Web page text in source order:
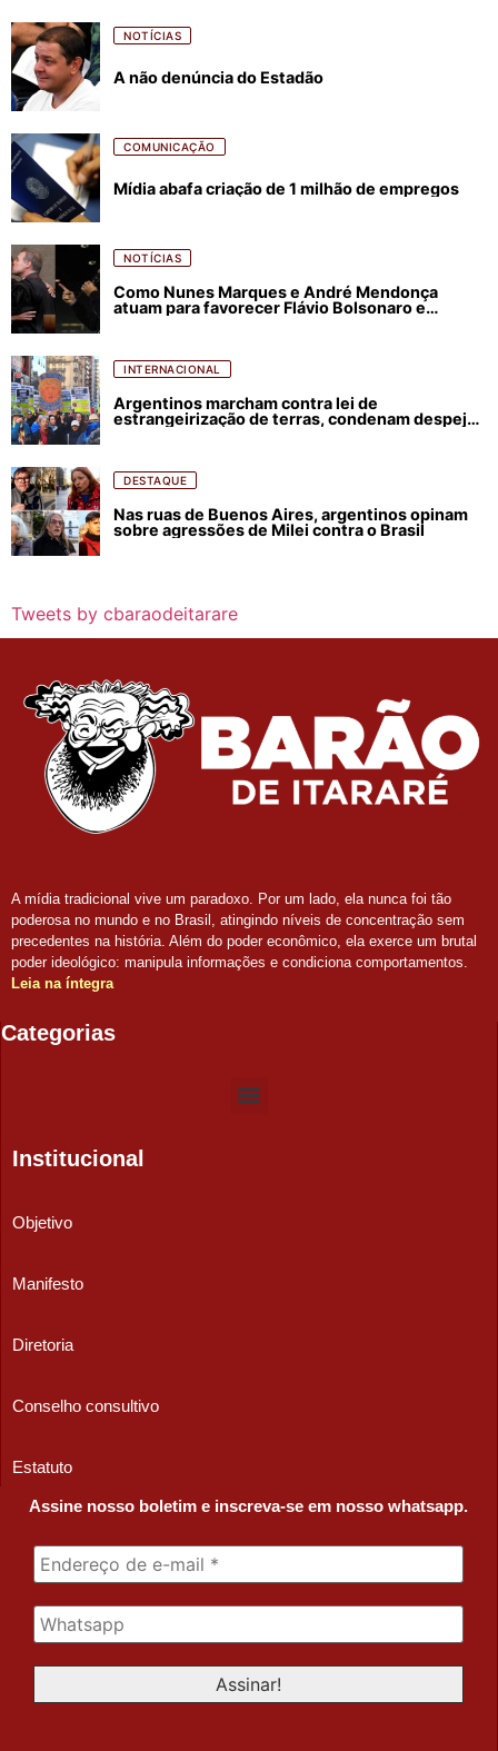
NOTÍCIAS
A não denúncia do Estadão
COMUNICAÇÃO
Mídia abafa criação de 1 milhão de empregos
NOTÍCIAS
Como Nunes Marques e André Mendonça
atuam para favorecer Flávio Bolsonaro e
INTERNACIONAL
Argentinos marcham contra lei de
estrangeirização de terras, condenam despejos
DESTAQUE
Nas ruas de Buenos Aires, argentinos opinam
sobre agressões de Milei contra o Brasil
Tweets by cbaraodeitarare
A mídia tradicional vive um paradoxo. Por um lado, ela nunca foi tão
poderosa no mundo e no Brasil, atingindo níveis de concentração sem
precedentes na história. Além do poder econômico, ela exerce um brutal
poder ideológico: manipula informações e condiciona comportamentos.
Leia na íntegra
Categorias
Institucional
Objetivo
Manifesto
Diretoria
Conselho consultivo
Estatuto
Assine nosso boletim e inscreva-se em nosso whatsapp.